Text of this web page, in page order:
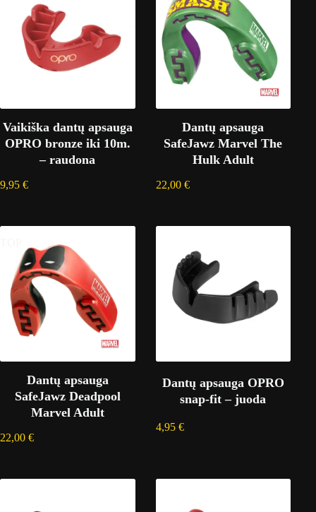
Vaikiška dantų apsauga
OPRO bronze iki 10m.
– raudona
9,95 €
Dantų apsauga
SafeJawz Marvel The
Hulk Adult
22,00 €
Dantų apsauga
SafeJawz Deadpool
Marvel Adult
22,00 €
Dantų apsauga OPRO
snap-fit – juoda
4,95 €